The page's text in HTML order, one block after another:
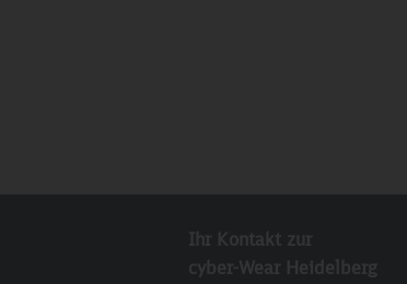
Ihr Kontakt zur
cyber-Wear Heidelberg